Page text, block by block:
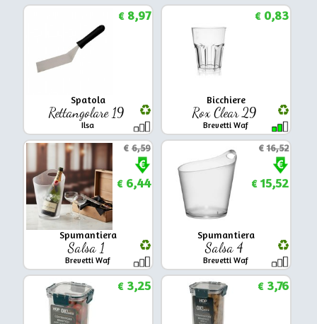
Spatola
Rettangolare 19
Ilsa
€8,97
Bicchiere
Rox Clear 29
Brevetti Waf
€0,83
Spumantiera
Salsa 1
Brevetti Waf
€6,59
€6,44
Spumantiera
Salsa 4
Brevetti Waf
€16,52
€15,52
€3,25 €3,76